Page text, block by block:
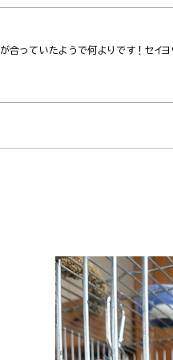
合っていたようで何よりです！セ